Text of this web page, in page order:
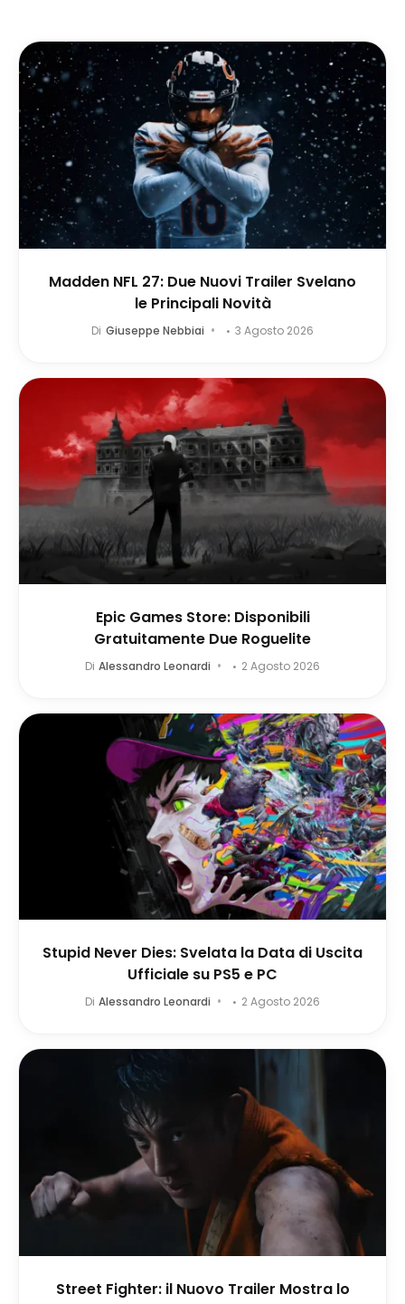
Madden NFL 27: Due Nuovi Trailer Svelano
le Principali Novità
Di Giuseppe Nebbiai 3 Agosto 2026
Epic Games Store: Disponibili
Gratuitamente Due Roguelite
Di Alessandro Leonardi 2 Agosto 2026
Stupid Never Dies: Svelata la Data di Uscita
Ufficiale su PS5 e PC
Di Alessandro Leonardi 2 Agosto 2026
Street Fighter: il Nuovo Trailer Mostra lo